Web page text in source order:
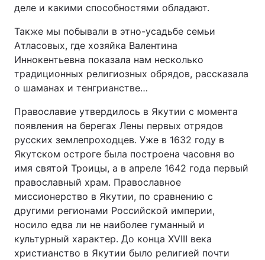
деле и какими способностями обладают.
Также мы побывали в этно-усадьбе семьи
Атласовых, где хозяйка Валентина
Иннокентьевна показала нам несколько
традиционных религиозных обрядов, рассказала
о шаманах и тенгрианстве…
Православие утвердилось в Якутии с момента
появления на берегах Лены первых отрядов
русских землепроходцев. Уже в 1632 году в
Якутском остроге была построена часовня во
имя святой Троицы, а в апреле 1642 года первый
православный храм. Православное
миссионерство в Якутии, по сравнению с
другими регионами Российской империи,
носило едва ли не наиболее гуманный и
культурный характер. До конца XVIII века
христианство в Якутии было религией почти